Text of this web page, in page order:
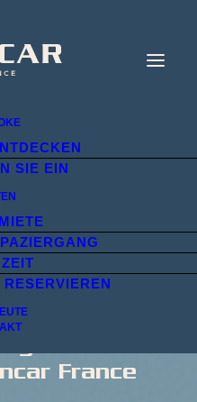
SIE EIN
Electric
ab 449
France